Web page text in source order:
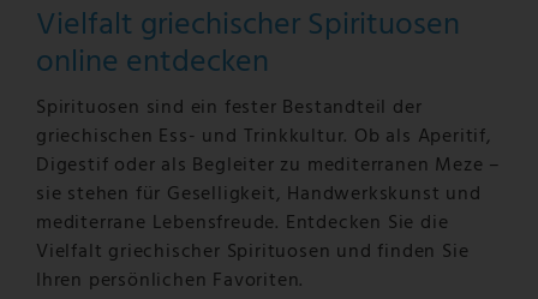
Vielfalt griechischer Spirituosen
online entdecken
Spirituosen sind ein fester Bestandteil der
griechischen Ess- und Trinkkultur. Ob als Aperitif,
Digestif oder als Begleiter zu mediterranen Meze –
sie stehen für Geselligkeit, Handwerkskunst und
mediterrane Lebensfreude. Entdecken Sie die
Vielfalt griechischer Spirituosen und finden Sie
Ihren persönlichen Favoriten.